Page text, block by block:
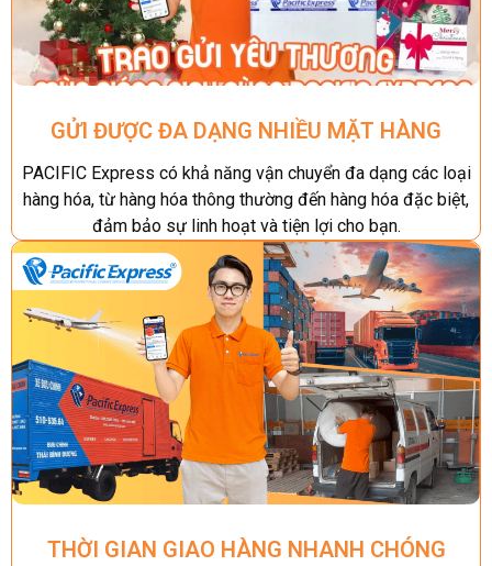
GỬI ĐƯỢC ĐA DẠNG NHIỀU MẶT HÀNG
PACIFIC Express có khả năng vận chuyển đa dạng các loại
hàng hóa, từ hàng hóa thông thường đến hàng hóa đặc biệt,
đảm bảo sự linh hoạt và tiện lợi cho bạn.
THỜI GIAN GIAO HÀNG NHANH CHÓNG